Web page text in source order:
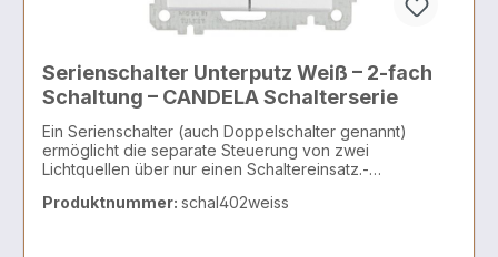
Serienschalter Unterputz Weiß – 2-fach
Schaltung – CANDELA Schalterserie
Ein Serienschalter (auch Doppelschalter genannt)
ermöglicht die separate Steuerung von zwei
Lichtquellen über nur einen Schaltereinsatz.-
Produktnummer: schal402weiss